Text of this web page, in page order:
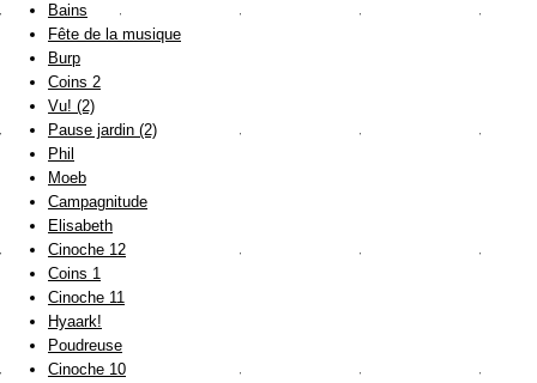
Bains
Fête de la musique
Burp
Coins 2
Vu! (2)
Pause jardin (2)
Phil
Moeb
Campagnitude
Elisabeth
Cinoche 12
Coins 1
Cinoche 11
Hyaark!
Poudreuse
Cinoche 10